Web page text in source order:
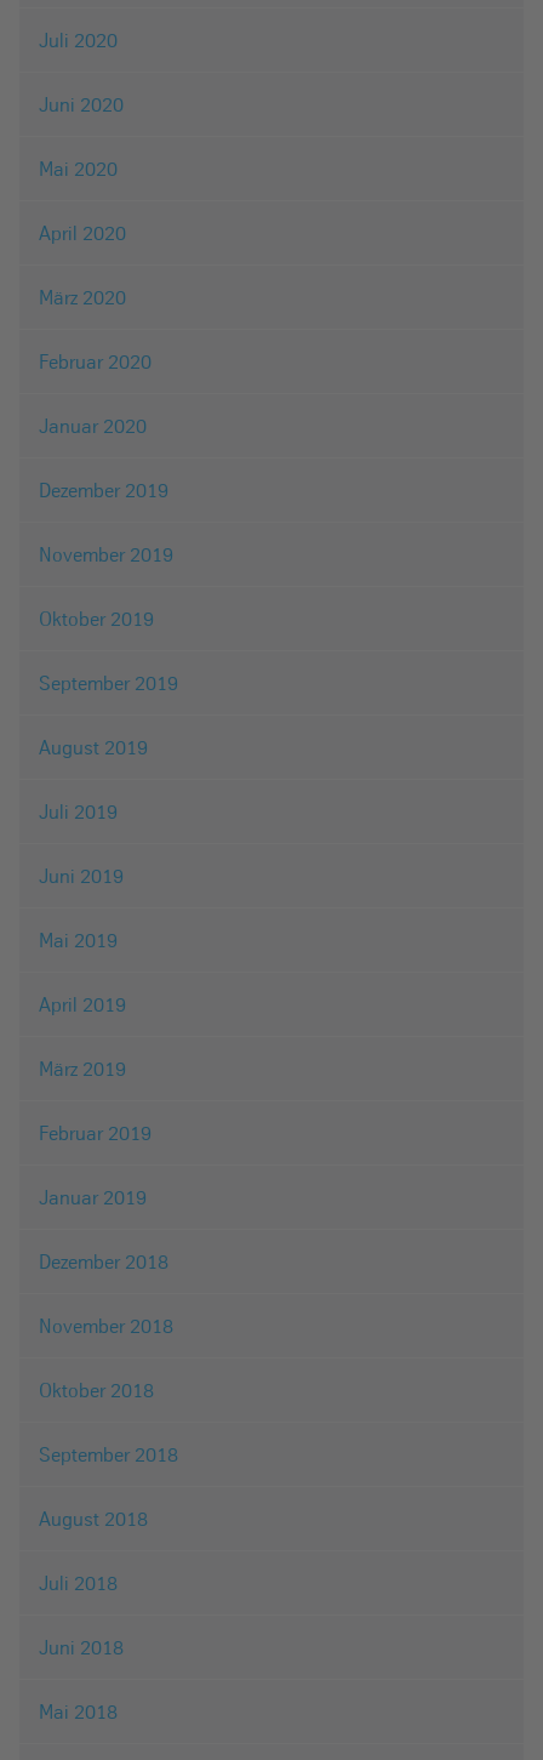
Juli 2020
Juni 2020
Mai 2020
April 2020
März 2020
Februar 2020
Januar 2020
Dezember 2019
November 2019
Oktober 2019
September 2019
August 2019
Juli 2019
Juni 2019
Mai 2019
April 2019
März 2019
Februar 2019
Januar 2019
Dezember 2018
November 2018
Oktober 2018
September 2018
August 2018
Juli 2018
Juni 2018
Mai 2018